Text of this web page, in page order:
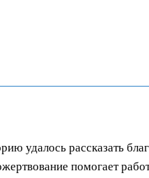
удалось рассказать
помогает